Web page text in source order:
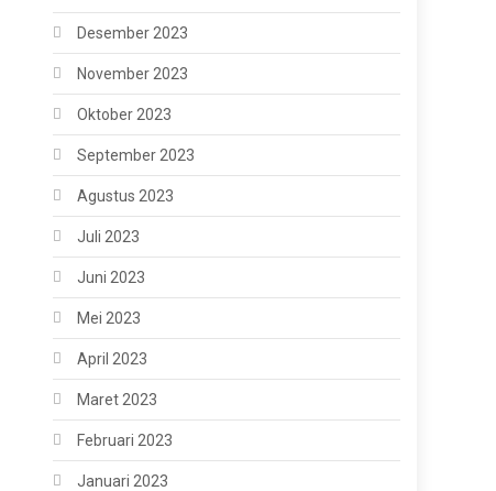
Desember 2023
November 2023
Oktober 2023
September 2023
Agustus 2023
Juli 2023
Juni 2023
Mei 2023
April 2023
Maret 2023
Februari 2023
Januari 2023